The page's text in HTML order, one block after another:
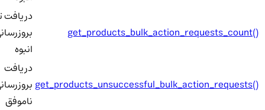
get_products_bulk_action_requests_count()
دریافت
انبوه
get_products_unsuccessful_bulk_action_requests()
دریافت
ناموفق